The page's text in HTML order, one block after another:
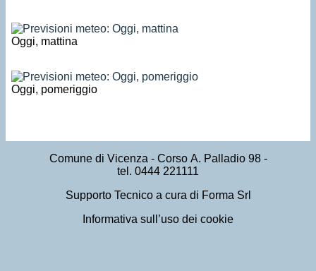
Oggi, mattina
Oggi, pomeriggio
Comune di Vicenza - Corso A. Palladio 98 -
tel. 0444 221111
Supporto Tecnico a cura di Forma Srl
Informativa sull’uso dei cookie